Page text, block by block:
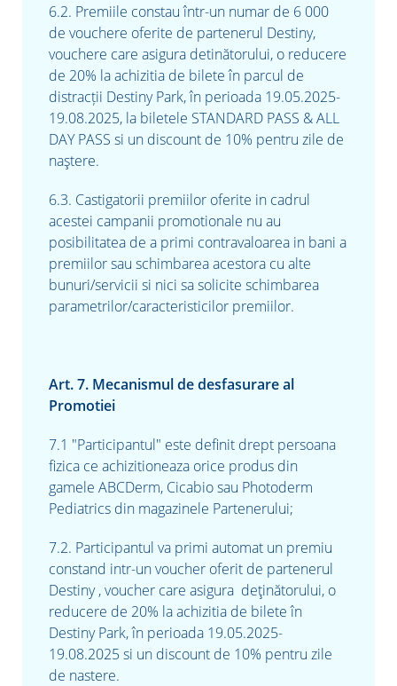
6.2. Premiile constau într-un numar de 6 000
de vouchere oferite de partenerul Destiny,
vouchere care asigura detinătorului, o reducere
de 20% la achizitia de bilete în parcul de
distracții Destiny Park, în perioada 19.05.2025-
19.08.2025, la biletele STANDARD PASS & ALL
DAY PASS si un discount de 10% pentru zile de
naștere.
6.3. Castigatorii premiilor oferite in cadrul
acestei campanii promotionale nu au
posibilitatea de a primi contravaloarea in bani a
premiilor sau schimbarea acestora cu alte
bunuri/servicii si nici sa solicite schimbarea
parametrilor/caracteristicilor premiilor.
Art. 7. Mecanismul de desfasurare al
Promotiei
7.1 "Participantul" este definit drept persoana
fizica ce achizitioneaza orice produs din
gamele ABCDerm, Cicabio sau Photoderm
Pediatrics din magazinele Partenerului;
7.2. Participantul va primi automat un premiu
constand intr-un voucher oferit de partenerul
Destiny , voucher care asigura deținătorului, o
reducere de 20% la achizitia de bilete în
Destiny Park, în perioada 19.05.2025-
19.08.2025 si un discount de 10% pentru zile
de nastere.